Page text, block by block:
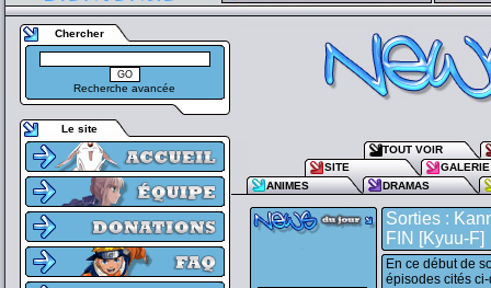
Chercher
Recherche avancée
Le site
TOUT VOIR
SITE
GALERIE
ANIMES
DRAMAS
Sorties :
FIN [Kyuu-F]
En ce début de
épisodes cités